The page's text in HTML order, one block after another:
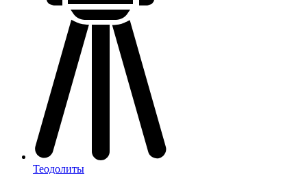
Теодолиты